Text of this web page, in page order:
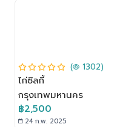
( 1302)
ไก่ซิลกี้
กรุงเทพมหานคร
฿2,500
24 ก.พ. 2025